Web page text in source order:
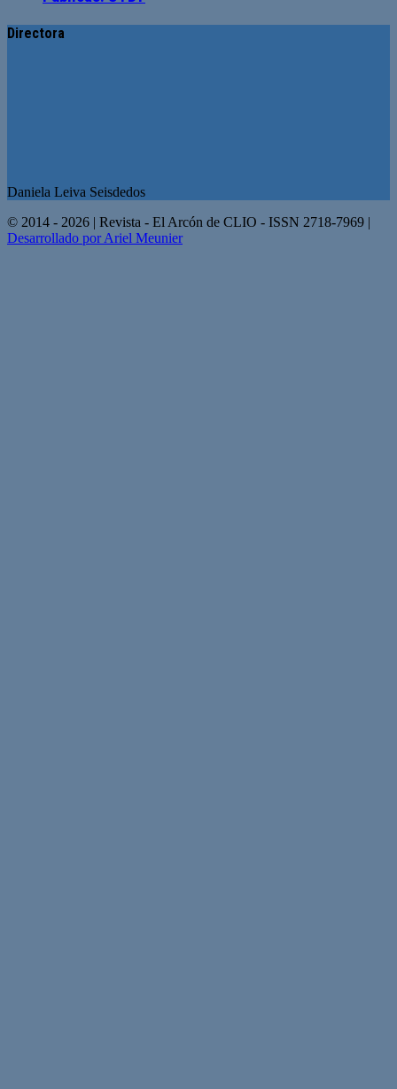
Directora
Daniela Leiva Seisdedos
© 2014 - 2026 | Revista - El Arcón de CLIO - ISSN 2718-7969 |
Desarrollado por Ariel Meunier